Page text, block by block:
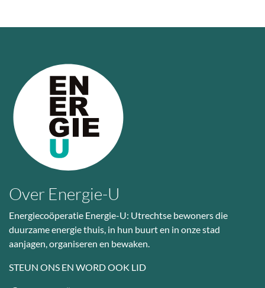
Over Energie-U
Energiecoöperatie Energie-U: Utrechtse bewoners die
duurzame energie thuis, in hun buurt en in onze stad
aanjagen, organiseren en bewaken.
STEUN ONS EN WORD OOK LID